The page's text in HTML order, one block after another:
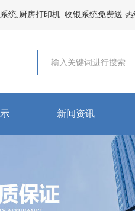
,厨房打印机_收银系统免费送 热
新闻资讯